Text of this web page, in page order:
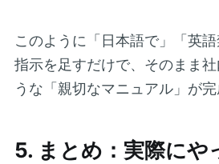
このように「日本語で」「英
指示を足すだけで、そのまま
うな「親切なマニュアル」が完
5. まとめ：実際にや